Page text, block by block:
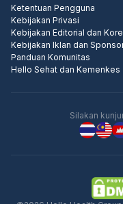
Ketentuan Pengguna
Kebijakan Privasi
Kebijakan Editorial dan
Kebijakan Iklan dan
Panduan Komunitas
Hello Sehat dan Kemenkes
Silakan